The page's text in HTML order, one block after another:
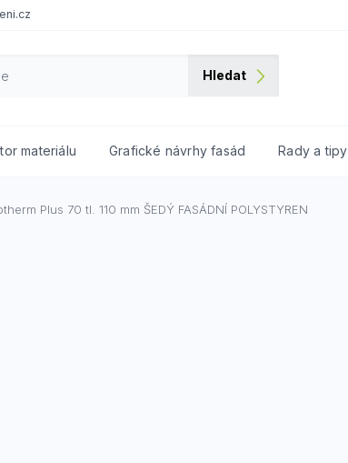
Hledat
materiálu Grafické návrhy fasád Rady a tipy
Plus 70 tl. 110 mm ŠEDÝ FASÁDNÍ POLYSTYREN